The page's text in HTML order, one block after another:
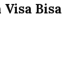
Visa Bisa